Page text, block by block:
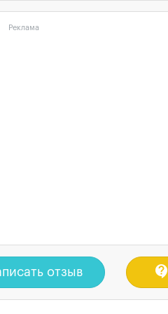
Реклама
отзыв contact_support